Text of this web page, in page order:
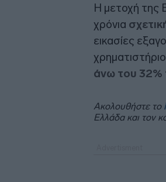
Η μετοχή της
χρόνια
εικασίες
άνω του 32%
Ακολουθήστε το
Ελλάδα και τον